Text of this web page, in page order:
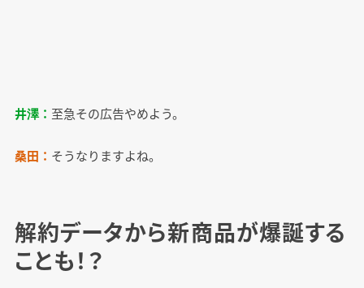
井澤： 至急その広告やめよう。
桑田： そうなりますよね。
解約データから新商品が爆誕する
ことも！？